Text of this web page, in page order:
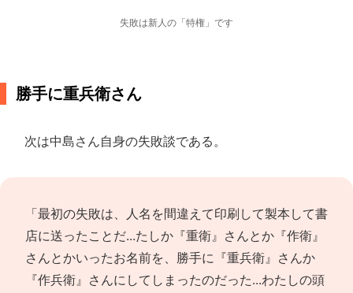
失敗は新人の「特権」です
勝手に重兵衛さん
次は中島さん自身の失敗談である。
「最初の失敗は、人名を間違えて印刷して製本して書
店に送ったことだ...たしか『重衛』さんとか『作衛』
さんとかいったお名前を、勝手に『重兵衛』さんか
『作兵衛』さんにしてしまったのだった...わたしの頭